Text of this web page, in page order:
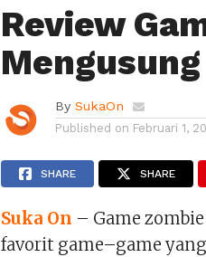
Review
By SukaOn
Published on Februari 1,
SHARE SHARE
Suka On – Game
favorit game–game